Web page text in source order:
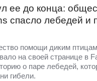
ее до конца:
спасло лебедей и
помощи диким
на своей странице в
о паре лебедей,
гибели.